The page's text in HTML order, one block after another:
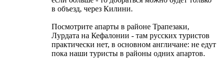
в объезд, через Килини.
Посмотрите апарты в районе Трапезаки,
Лурдата на Кефалонии - там русских туристов
практически нет, в основном англичане: не едут
пока наши туристы в районы одних апартов.